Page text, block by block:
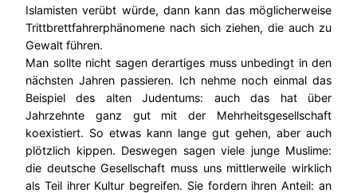
Islamisten verübt würde, dann kann das möglicherweise
Trittbrettfahrerphänomene nach sich ziehen, die auch zu
Gewalt führen.
Man sollte nicht sagen derartiges muss unbedingt in den
nächsten Jahren passieren. Ich nehme noch einmal das
Beispiel des alten Judentums: auch das hat über
Jahrzehnte ganz gut mit der Mehrheitsgesellschaft
koexistiert. So etwas kann lange gut gehen, aber auch
plötzlich kippen. Deswegen sagen viele junge Muslime:
die deutsche Gesellschaft muss uns mittlerweile wirklich
als Teil ihrer Kultur begreifen. Sie fordern ihren Anteil: an